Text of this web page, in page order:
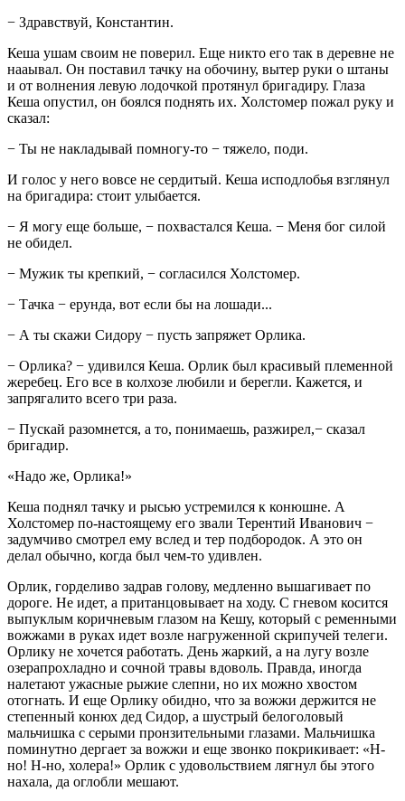
− Здравствуй, Константин.
Кеша ушам своим не поверил. Еще никто его так в деревне не
нааывал. Он поставил тачку на обочину, вытер руки о штаны
и от волнения левую лодочкой протянул бригадиру. Глаза
Кеша опустил, он боялся поднять их. Холстомер пожал руку и
сказал:
− Ты не накладывай помногу-то − тяжело, поди.
И голос у него вовсе не сердитый. Кеша исподлобья взглянул
на бригадира: стоит улыбается.
− Я могу еще больше, − похвастался Кеша. − Меня бог силой
не обидел.
− Мужик ты крепкий, − согласился Холстомер.
− Тачка − ерунда, вот если бы на лошади...
− А ты скажи Сидору − пусть запряжет Орлика.
− Орлика? − удивился Кеша. Орлик был красивый племенной
жеребец. Его все в колхозе любили и берегли. Кажется, и
запрягалито всего три раза.
− Пускай разомнется, а то, понимаешь, разжирел,− сказал
бригадир.
«Надо же, Орлика!»
Кеша поднял тачку и рысью устремился к конюшне. А
Холстомер по-настоящему его звали Терентий Иванович −
задумчиво смотрел ему вслед и тер подбородок. А это он
делал обычно, когда был чем-то удивлен.
Орлик, горделиво задрав голову, медленно вышагивает по
дороге. Не идет, а пританцовывает на ходу. С гневом косится
выпуклым коричневым глазом на Кешу, который с ременными
вожжами в руках идет возле нагруженной скрипучей телеги.
Орлику не хочется работать. День жаркий, а на лугу возле
озерапрохладно и сочной травы вдоволь. Правда, иногда
налетают ужасные рыжие слепни, но их можно хвостом
отогнать. И еще Орлику обидно, что за вожжи держится не
степенный конюх дед Сидор, а шустрый белоголовый
мальчишка с серыми пронзительными глазами. Мальчишка
поминутно дергает за вожжи и еще звонко покрикивает: «Н-
но! Н-но, холера!» Орлик с удовольствием лягнул бы этого
нахала, да оглобли мешают.